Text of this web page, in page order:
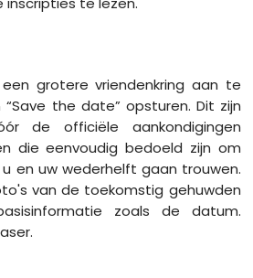
grotere vriendenkring aan te
the date” opsturen. Dit zijn
de officiële aankondigingen
die eenvoudig bedoeld zijn om
en uw wederhelft gaan trouwen.
van de toekomstig gehuwden
zoals de datum.